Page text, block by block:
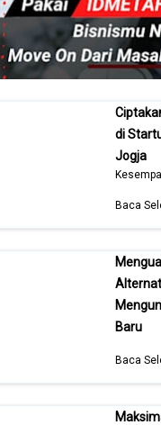
di
Jogja
Baca
Baru
Baca